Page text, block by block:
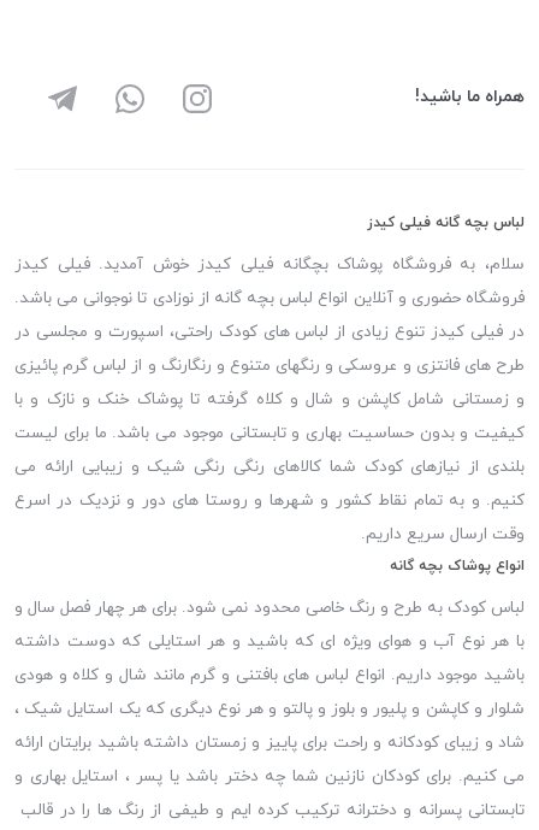
همراه ما باشید!
لباس بچه گانه فیلی کیدز
سلام، به فروشگاه پوشاک بچگانه فیلی کیدز خوش آمدید. فیلی کیدز
فروشگاه حضوری و آنلاین انواع لباس بچه گانه از نوزادی تا نوجوانی می باشد.
در فیلی کیدز تنوع زیادی از لباس های کودک راحتی، اسپورت و مجلسی در
طرح های فانتزی و عروسکی و رنگهای متنوع و رنگارنگ و از لباس گرم پائیزی
و زمستانی شامل کاپشن و شال و کلاه گرفته تا پوشاک خنک و نازک و با
کیفیت و بدون حساسیت بهاری و تابستانی موجود می باشد. ما برای لیست
بلندی از نیازهای کودک شما کالاهای رنگی رنگی شیک و زیبایی ارائه می
کنیم. و به تمام نقاط کشور و شهرها و روستا های دور و نزدیک در اسرع
وقت ارسال سریع داریم.
انواع پوشاک بچه گانه
لباس کودک به طرح و رنگ خاصی محدود نمی شود. برای هر چهار فصل سال و
با هر نوع آب و هوای ویژه ای که باشید و هر استایلی که دوست داشته
باشید موجود داریم. انواع لباس های بافتنی و گرم مانند شال و کلاه و هودی
شلوار و کاپشن و پلیور و بلوز و پالتو و هر نوع دیگری که یک استایل شیک ،
شاد و زیبای کودکانه و راحت برای پاییز و زمستان داشته باشید برایتان ارائه
می کنیم. برای کودکان نازنین شما چه دختر باشد یا پسر ، استایل بهاری و
تابستانی پسرانه و دخترانه ترکیب کرده ایم و طیفی از رنگ ها را در قالب